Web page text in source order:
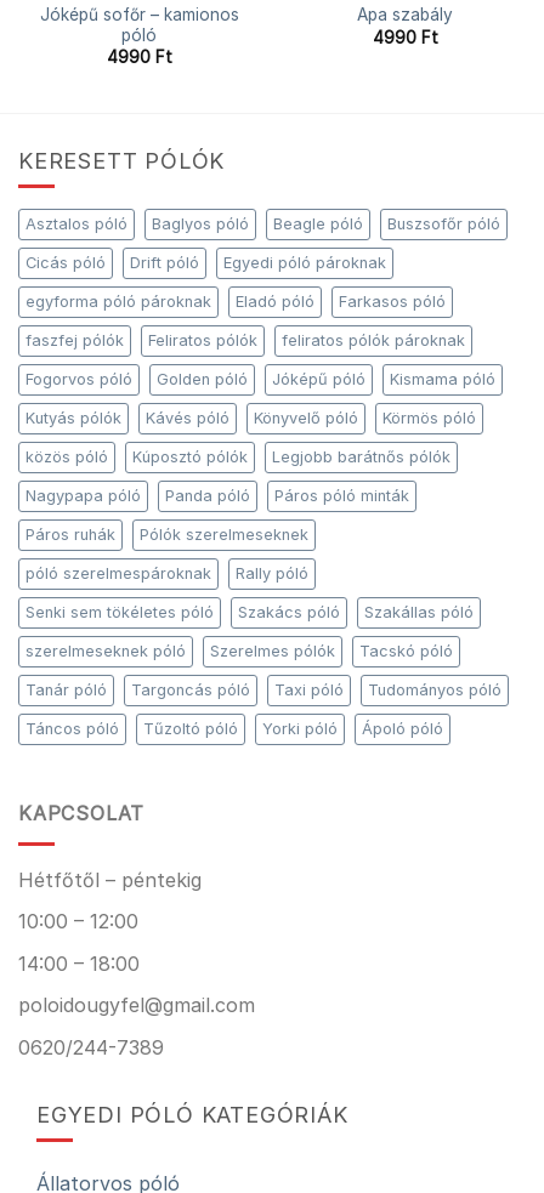
Jóképű sofőr – kamionos
póló
4990 Ft
Apa szabály
4990 Ft
KERESETT PÓLÓK
Asztalos póló Baglyos póló Beagle póló Buszsofőr póló
Cicás póló Drift póló Egyedi póló pároknak
egyforma póló pároknak Eladó póló Farkasos póló
faszfej pólók Feliratos pólók feliratos pólók pároknak
Fogorvos póló Golden póló Jóképű póló Kismama póló
Kutyás pólók Kávés póló Könyvelő póló Körmös póló
közös póló Kúposztó pólók Legjobb barátnős pólók
Nagypapa póló Panda póló Páros póló minták
Páros ruhák Pólók szerelmeseknek
póló szerelmespároknak Rally póló
Senki sem tökéletes póló Szakács póló Szakállas póló
szerelmeseknek póló Szerelmes pólók Tacskó póló
Tanár póló Targoncás póló Taxi póló Tudományos póló
Táncos póló Tűzoltó póló Yorki póló Ápoló póló
KAPCSOLAT
Hétfőtől – péntekig
10:00 – 12:00
14:00 – 18:00
poloidougyfel@gmail.com
0620/244-7389
EGYEDI PÓLÓ KATEGÓRIÁK
Állatorvos póló